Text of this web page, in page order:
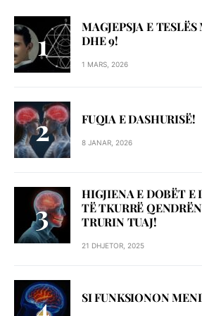
MAGJEPSJA E
DHE 9!
1 MARS, 2026
FUQIA E DASHURISË!
8 JANAR, 2026
HIGJIENA E DOBËT E
TË TKURRË
TRURIN TUAJ!
21 DHJETOR, 2025
SI FUNKSIONON